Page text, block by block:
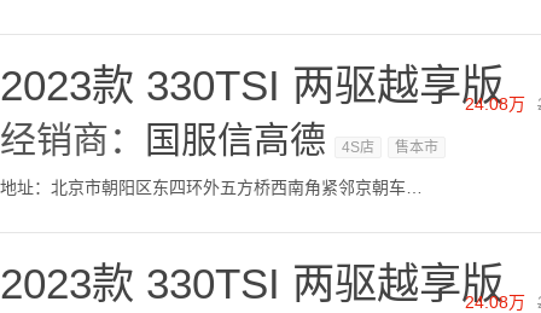
2023款 330TSI 两驱越享版
经销商： 国服信高德 4S店 售本市
24.08万
2023款 330TSI 两驱越享版
24.08万